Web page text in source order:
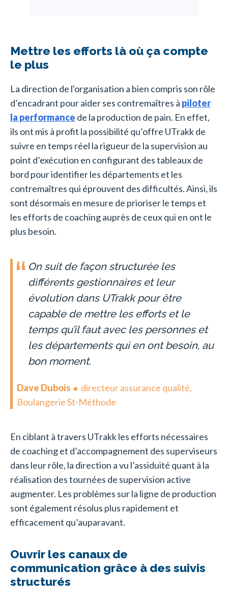
Mettre les efforts là où ça compte
le plus
La direction de l'organisation a bien compris son rôle
d’encadrant pour aider ses contremaîtres à piloter
la performance de la production de pain. En effet,
ils ont mis à profit la possibilité qu’offre UTrakk de
suivre en temps réel la rigueur de la supervision au
point d’exécution en configurant des tableaux de
bord pour identifier les départements et les
contremaîtres qui éprouvent des difficultés. Ainsi, ils
sont désormais en mesure de prioriser le temps et
les efforts de coaching auprès de ceux qui en ont le
plus besoin.
On suit de façon structurée les
différents gestionnaires et leur
évolution dans UTrakk pour être
capable de mettre les efforts et le
temps qu’il faut avec les personnes et
les départements qui en ont besoin, au
bon moment.
Dave Dubois
directeur assurance qualité,
Boulangerie St-Méthode
En ciblant à travers UTrakk les efforts nécessaires
de coaching et d’accompagnement des superviseurs
dans leur rôle, la direction a vu l’assiduité quant à la
réalisation des tournées de supervision active
augmenter. Les problèmes sur la ligne de production
sont également résolus plus rapidement et
efficacement qu’auparavant.
Ouvrir les canaux de
communication grâce à des suivis
structurés